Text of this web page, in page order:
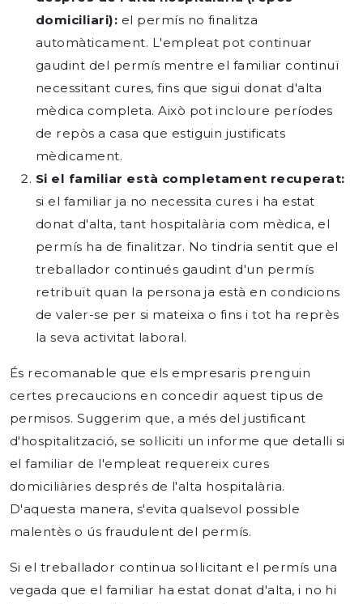
domiciliari): el permís no finalitza
automàticament. L'empleat pot continuar
gaudint del permís mentre el familiar continuï
necessitant cures, fins que sigui donat d'alta
mèdica completa. Això pot incloure períodes
de repòs a casa que estiguin justificats
mèdicament.
Si el familiar està completament recuperat:
si el familiar ja no necessita cures i ha estat
donat d'alta, tant hospitalària com mèdica, el
permís ha de finalitzar. No tindria sentit que el
treballador continués gaudint d'un permís
retribuït quan la persona ja està en condicions
de valer-se per si mateixa o fins i tot ha reprès
la seva activitat laboral.
És recomanable que els empresaris prenguin
certes precaucions en concedir aquest tipus de
permisos. Suggerim que, a més del justificant
d'hospitalització, se sol·liciti un informe que detalli si
el familiar de l'empleat requereix cures
domiciliàries després de l'alta hospitalària.
D'aquesta manera, s'evita qualsevol possible
malentès o ús fraudulent del permís.
Si el treballador continua sol·licitant el permís una
vegada que el familiar ha estat donat d'alta, i no hi